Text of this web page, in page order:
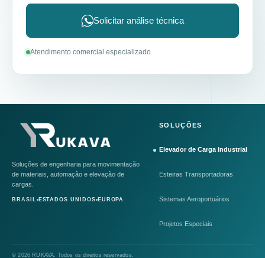
Solicitar análise técnica
Atendimento comercial especializado
Soluções de engenharia para movimentação
de materiais, automação e elevação de
cargas.
BRASIL ESTADOS UNIDOS EUROPA
SOLUÇÕES
Elevador de Carga Industrial
Esteiras Transportadoras
Sistemas Aeroportuários
Projetos Especiais
© 2026 RUKAVA. Todos os direitos reservados.